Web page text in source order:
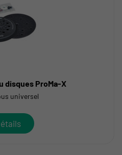
disques ProMa-X
universel